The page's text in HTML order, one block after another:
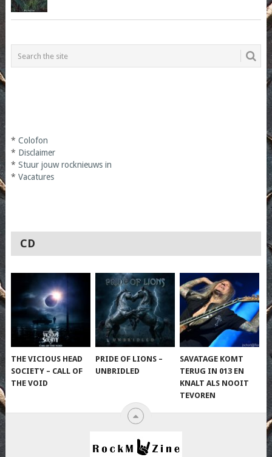
* Colofon
* Disclaimer
* Stuur jouw rocknieuws in
* Vacatures
CD
THE VICIOUS HEAD
SOCIETY – CALL OF
THE VOID
PRIDE OF LIONS –
UNBRIDLED
SAVATAGE KOMT
TERUG IN 013 EN
KNALT ALS NOOIT
TEVOREN